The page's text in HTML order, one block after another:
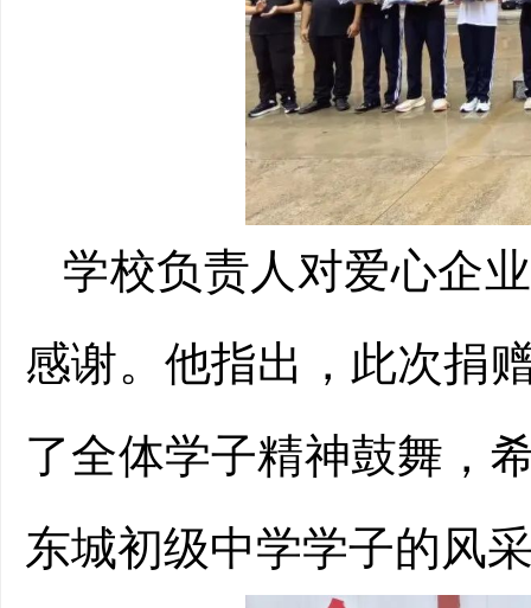
学校负责人对爱心企
感谢。他指出，此次捐
了全体学子精神鼓舞，
东城初级中学学子的风